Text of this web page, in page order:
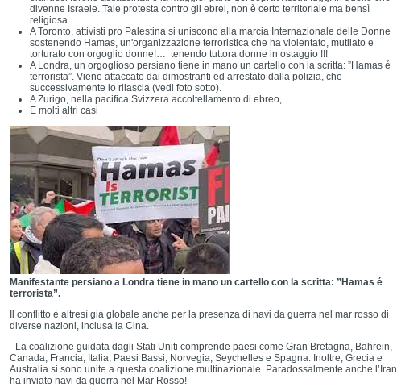
divenne Israele. Tale protesta contro gli ebrei, non è certo territoriale ma bensì
religiosa.
A Toronto, attivisti pro Palestina si uniscono alla marcia Internazionale delle Donne
sostenendo Hamas, un'organizzazione terroristica che ha violentato, mutilato e
torturato con orgoglio donne!… tenendo tuttora donne in ostaggio !!!
A Londra, un orgoglioso persiano tiene in mano un cartello con la scritta: ”Hamas é
terrorista”. Viene attaccato dai dimostranti ed arrestato dalla polizia, che
successivamente lo rilascia (vedi foto sotto).
A Zurigo, nella pacifica Svizzera accoltellamento di ebreo,
E molti altri casi
Manifestante persiano a Londra tiene in mano un cartello con la scritta: ”Hamas é
terrorista”.
Il conflitto è altresì già globale anche per la presenza di navi da guerra nel mar rosso di
diverse nazioni, inclusa la Cina.
- La coalizione guidata dagli Stati Uniti comprende paesi come Gran Bretagna, Bahrein,
Canada, Francia, Italia, Paesi Bassi, Norvegia, Seychelles e Spagna. Inoltre, Grecia e
Australia si sono unite a questa coalizione multinazionale. Paradossalmente anche l’Iran
ha inviato navi da guerra nel Mar Rosso!